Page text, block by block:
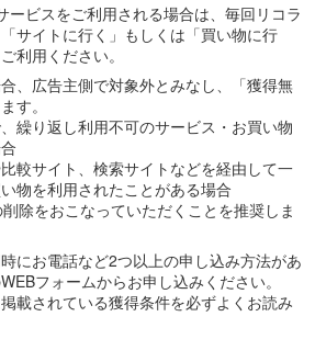
ービスをご利用される場合は、毎回リコラ
サイトに行く」もしくは「買い物に行
利用ください。
、広告主側で対象外とみなし、「獲得無
す。
繰り返し利用不可のサービス・お買い物
較サイト、検索サイトなどを経由して一
物を利用されたことがある場合
除をおこなっていただくことを推奨しま
にお電話など2つ以上の申し込み方法があ
フォームからお申し込みください。
載されている獲得条件を必ずよくお読み